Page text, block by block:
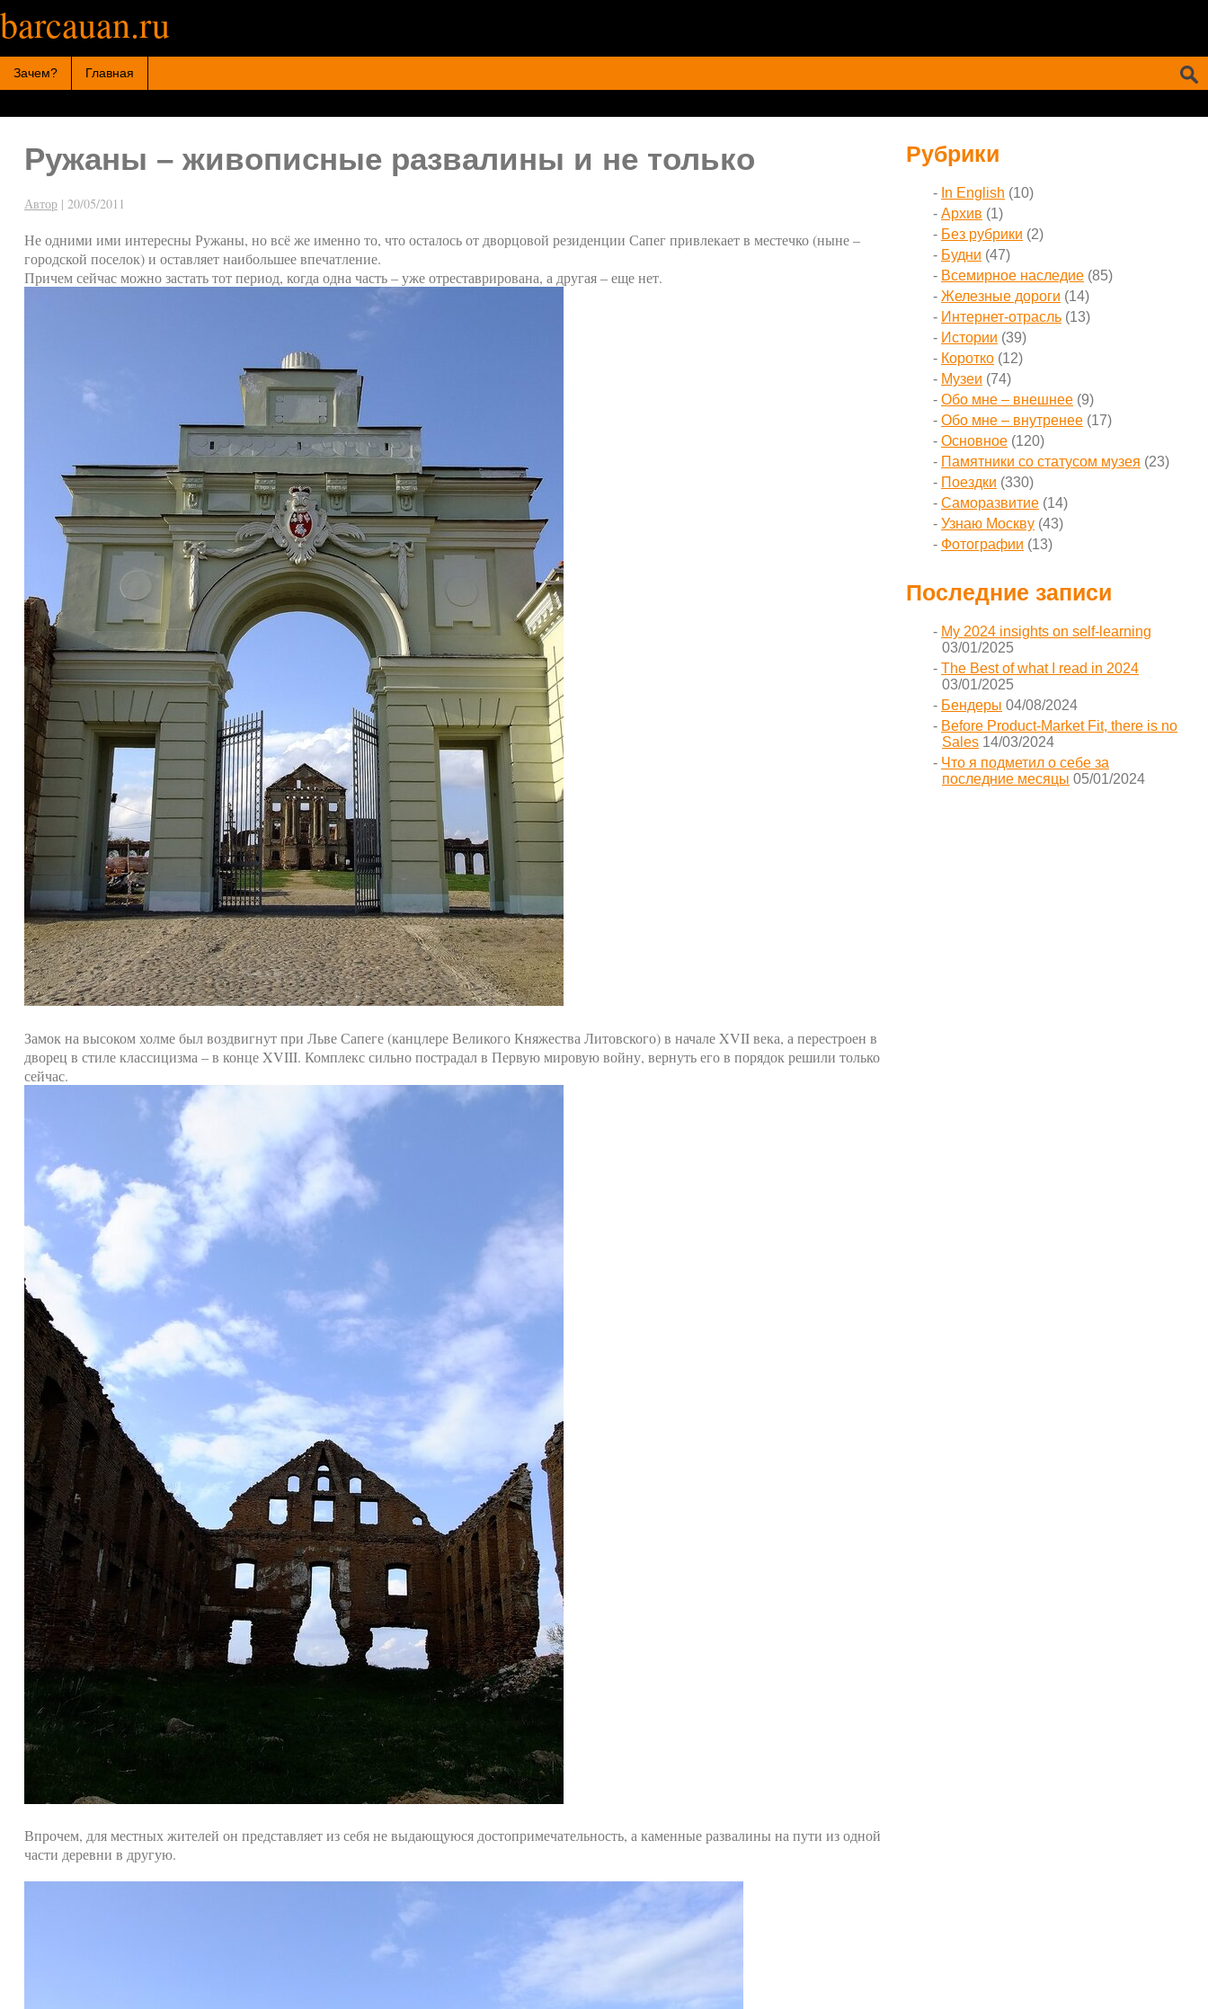
barcauan.ru
Искать:
Зачем? Главная
Ружаны – живописные развалины и не только
Автор | 20/05/2011
Не одними ими интересны Ружаны, но всё же именно то, что осталось от дворцовой резиденции Сапег привлекает в местечко (ныне –
городской поселок) и оставляет наибольшее впечатление.
Причем сейчас можно застать тот период, когда одна часть – уже отреставрирована, а другая – еще нет.
Замок на высоком холме был воздвигнут при Льве Сапеге (канцлере Великого Княжества Литовского) в начале XVII века, а перестроен в
дворец в стиле классицизма – в конце XVIII. Комплекс сильно пострадал в Первую мировую войну, вернуть его в порядок решили только
сейчас.
Впрочем, для местных жителей он представляет из себя не выдающуюся достопримечательность, а каменные развалины на пути из одной
части деревни в другую.
Рубрики
In English (10)
Архив (1)
Без рубрики (2)
Будни (47)
Всемирное наследие (85)
Железные дороги (14)
Интернет-отрасль (13)
Истории (39)
Коротко (12)
Музеи (74)
Обо мне – внешнее (9)
Обо мне – внутренее (17)
Основное (120)
Памятники со статусом музея (23)
Поездки (330)
Саморазвитие (14)
Узнаю Москву (43)
Фотографии (13)
Последние записи
My 2024 insights on self-learning
03/01/2025
The Best of what I read in 2024
03/01/2025
Бендеры 04/08/2024
Before Product-Market Fit, there is no
Sales 14/03/2024
Что я подметил о себе за
последние месяцы 05/01/2024